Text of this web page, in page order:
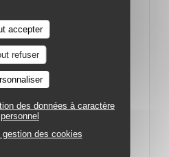
accepter
refuser
des données à caractère
personnel
gestion des cookies
plutôt sage ou tirée à quatre
à une ou deux exceptions
bistrotière. Le Bistrot Quai
les lignes seulement au
Dans un quartier qui